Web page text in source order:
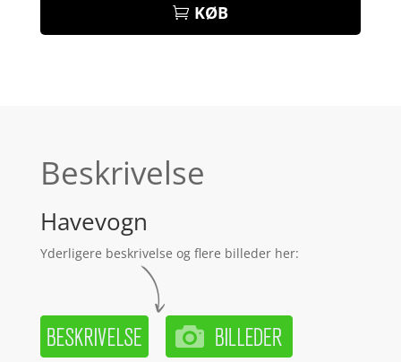
KØB
Beskrivelse
Havevogn
Yderligere beskrivelse og flere billeder her: